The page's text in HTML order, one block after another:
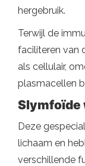
hergebruik.
Terwijl de
faciliteren van
als cellulair,
plasmacellen
Slymfoïde
Deze
lichaam en
verschillende